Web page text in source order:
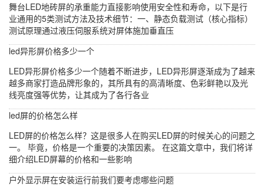
舞台LED地砖屏的承重能力直接影响使用安全性和寿命，以下是行
业通用的5类测试方法及技术细节：一、静态负载测试（核心指标）
测试原理通过液压伺服系统对屏体施加垂直压
led异形屏价格多少一个
LED异形屏价格多少一个随着不断进步，LED异形屏逐渐成为了越来
越多商家打造品牌形象的，其所具有的高清晰度、色彩鲜艳以及光
线亮度强等优势，让其成为了各行各业
led屏的价格怎么样
LED屏的价格怎么样？这是很多人在购买LED屏的时候关心的问题之
一。 毕竟，价格是一个重要的决策因素。 在这篇文章中，我们将详
细介绍LED屏幕的价格和一些影响
户外显示屏在安装运行前我们要考虑哪些问题